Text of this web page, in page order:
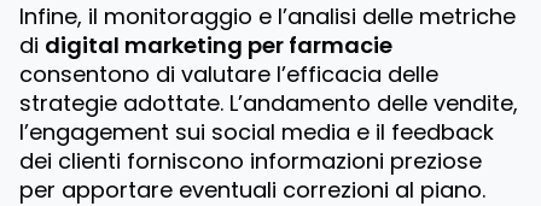
Infine, il monitoraggio e l’analisi delle metriche
di digital marketing per farmacie
consentono di valutare l’efficacia delle
strategie adottate. L’andamento delle vendite,
l’engagement sui social media e il feedback
dei clienti forniscono informazioni preziose
per apportare eventuali correzioni al piano.